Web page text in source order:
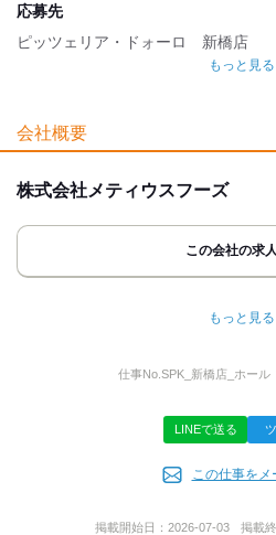
社保あり
応募時のメリット
友達応募
応募先
ピッツェリア・ドォーロ 新橋店
最後までご覧いただき ありがとうご
「ここで働いてみたい！」と 思って
◆電話の方
￣￣￣￣￣￣
｢バイトルを見て｣と
取次ぎがスムーズです。
ご連絡させていただきますので
お気軽にご応募くださいね◎
あなたにお会いできることを
もっと見る
会社概要
株式会社メティウスフーズ
この会社の求
東京都港区新橋5-18-1
・イタリアンレストランの経営及び
もっと見る
仕事No. SPK_新橋店_ホール
LINEで送る
この仕事をメ
掲載開始日： 2026-07-03 掲載